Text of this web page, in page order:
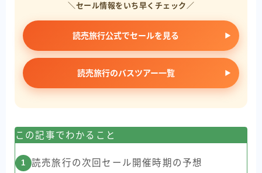
＼セール情報をいち早くチェック／
読売旅行公式でセールを見る
読売旅行のバスツアー一覧
この記事でわかること
1 読売旅行の次回セール開催時期の予想